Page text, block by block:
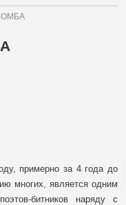
примерно за 4 года до
многих, является одним
битников наряду с